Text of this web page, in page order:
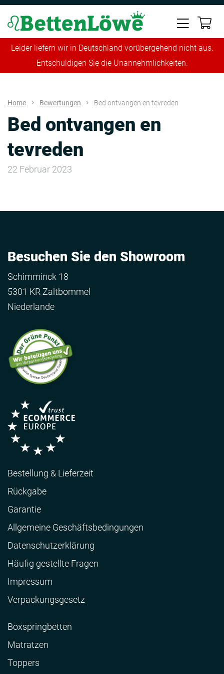
Leider liefern wir in Deutschland vorübergehend nicht aus.
Entschuldigen Sie die Unannehmlichkeiten.
Home Bewertungen Bed ontvangen en tevreden
Bed ontvangen en
tevreden
22 Februar 2023
Besuchen Sie den Showroom
Schimminck 18
5301 KR Zaltbommel
Niederlande
Bestellung & Lieferzeit
Rückgabe
Garantie
Allgemeine Geschäftsbedingungen
Datenschutzerklärung
Häufig gestellte Fragen
Impressum
Verpackungsgesetz
Boxspringbetten
Matratzen
Toppers